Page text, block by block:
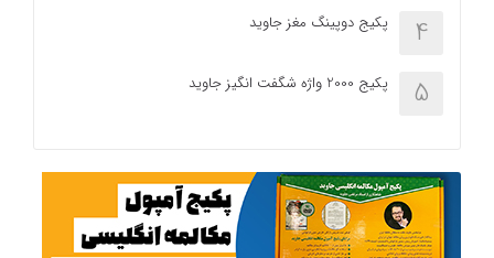
4 پکیج دوپینگ مغز جاوید
5 پکیج 2000 واژه شگفت انگیز جاوید